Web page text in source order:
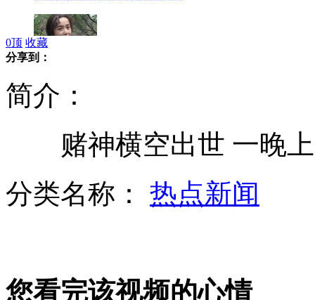
冯绍峰倪妮值得在一起
世界最大太阳能飞机首次洲际飞行
0顶 收藏
分享到：
简介：
赌神横空出世 一晚上
分类名称： 热点新闻
您看完该视频的心情